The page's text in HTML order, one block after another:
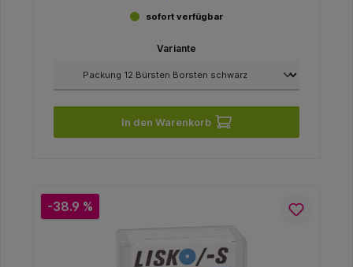
sofort verfügbar
Variante
In den Warenkorb
-38.9 %